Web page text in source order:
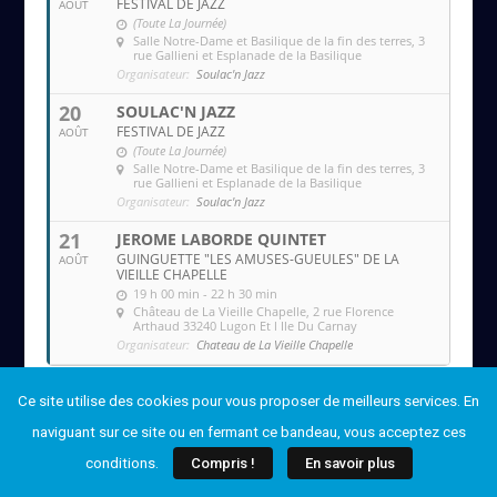
AOÛT
(Toute La Journée)
Salle Notre-Dame et Basilique de la fin des terres , 3
rue Gallieni et Esplanade de la Basilique
Organisateur: Soulac'n Jazz
20
AOÛT
SOULAC'N JAZZ
FESTIVAL DE JAZZ
(Toute La Journée)
Salle Notre-Dame et Basilique de la fin des terres , 3
rue Gallieni et Esplanade de la Basilique
Organisateur: Soulac'n Jazz
21
AOÛT
JEROME LABORDE QUINTET
GUINGUETTE "LES AMUSES-GUEULES" DE LA
VIEILLE CHAPELLE
19 h 00 min - 22 h 30 min
Château de La Vieille Chapelle , 2 rue Florence
Arthaud 33240 Lugon Et l Ile Du Carnay
Organisateur: Chateau de La Vieille Chapelle
Ce site utilise des cookies pour vous proposer de meilleurs services. En
naviguant sur ce site ou en fermant ce bandeau, vous acceptez ces
conditions.
Compris ! En savoir plus